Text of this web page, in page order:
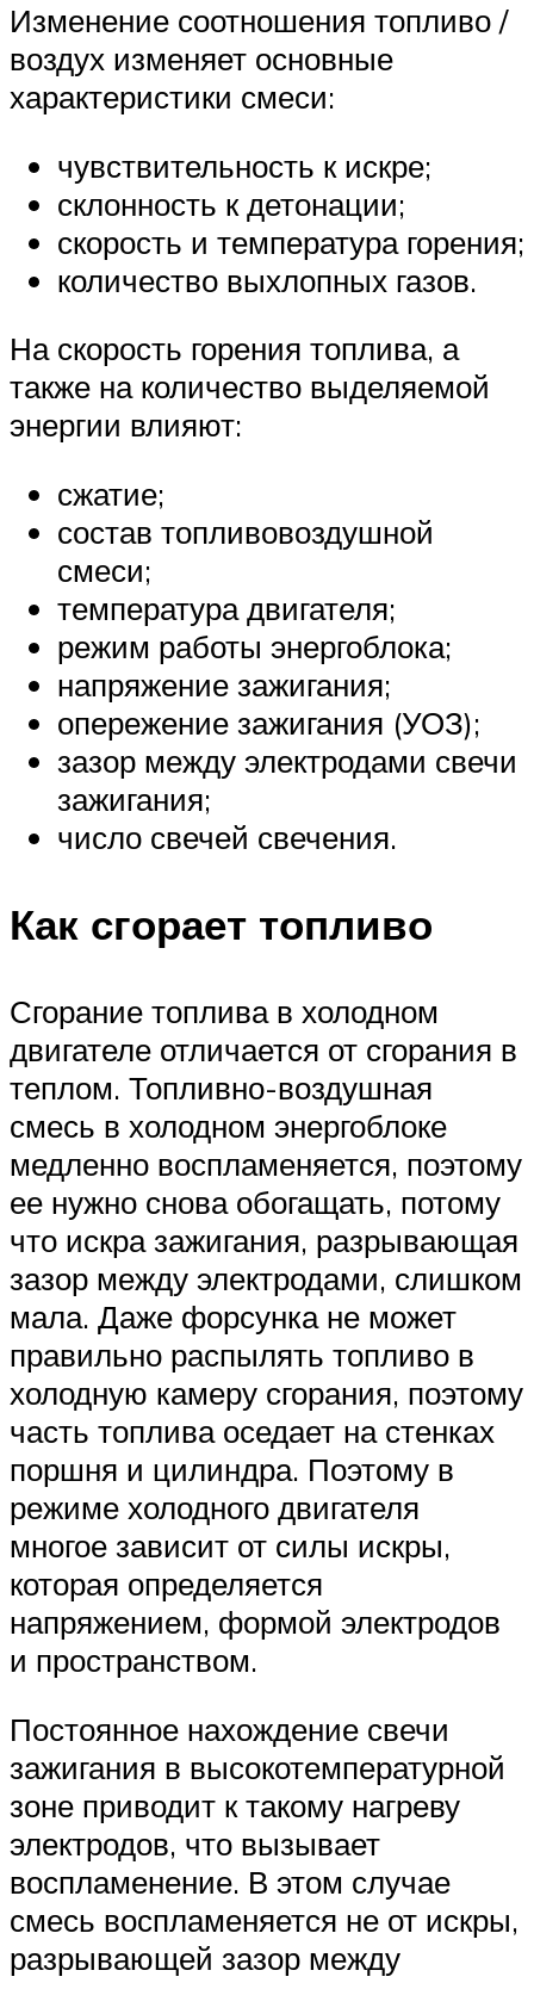
Изменение соотношения топливо /
воздух изменяет основные
характеристики смеси:
чувствительность к искре;
склонность к детонации;
скорость и температура горения;
количество выхлопных газов.
На скорость горения топлива, а
также на количество выделяемой
энергии влияют:
сжатие;
состав топливовоздушной
смеси;
температура двигателя;
режим работы энергоблока;
напряжение зажигания;
опережение зажигания (УОЗ);
зазор между электродами свечи
зажигания;
число свечей свечения.
Как сгорает топливо
Сгорание топлива в холодном
двигателе отличается от сгорания в
теплом. Топливно-воздушная
смесь в холодном энергоблоке
медленно воспламеняется, поэтому
ее нужно снова обогащать, потому
что искра зажигания, разрывающая
зазор между электродами, слишком
мала. Даже форсунка не может
правильно распылять топливо в
холодную камеру сгорания, поэтому
часть топлива оседает на стенках
поршня и цилиндра. Поэтому в
режиме холодного двигателя
многое зависит от силы искры,
которая определяется
напряжением, формой электродов
и пространством.
Постоянное нахождение свечи
зажигания в высокотемпературной
зоне приводит к такому нагреву
электродов, что вызывает
воспламенение. В этом случае
смесь воспламеняется не от искры,
разрывающей зазор между